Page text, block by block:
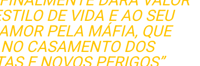
DE VIDA E AO SEU
PELA MÁFIA, QUE
CASAMENTO DOS
E NOVOS PERIGOS”